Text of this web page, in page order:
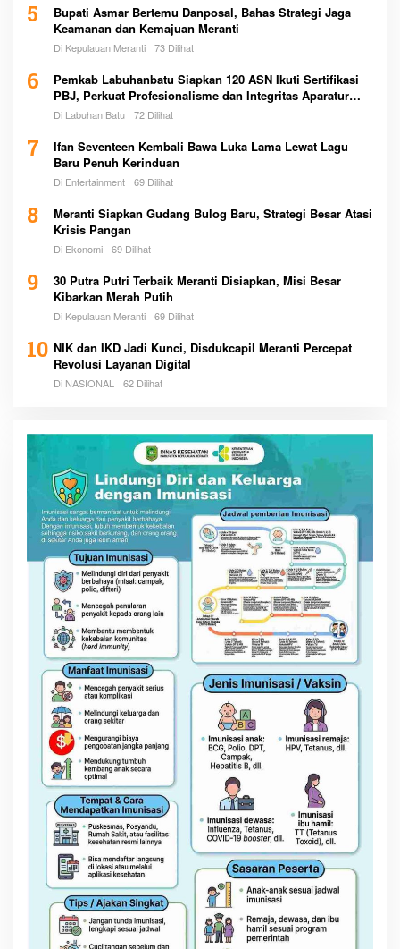
5
Bupati Asmar Bertemu Danposal, Bahas Strategi Jaga
Keamanan dan Kemajuan Meranti
Di Kepulauan Meranti 73 Dilihat
6
Pemkab Labuhanbatu Siapkan 120 ASN Ikuti Sertifikasi
PBJ, Perkuat Profesionalisme dan Integritas Aparatur
Pemerintah
Di Labuhan Batu 72 Dilihat
7
Ifan Seventeen Kembali Bawa Luka Lama Lewat Lagu
Baru Penuh Kerinduan
Di Entertainment 69 Dilihat
8
Meranti Siapkan Gudang Bulog Baru, Strategi Besar Atasi
Krisis Pangan
Di Ekonomi 69 Dilihat
9
30 Putra Putri Terbaik Meranti Disiapkan, Misi Besar
Kibarkan Merah Putih
Di Kepulauan Meranti 69 Dilihat
10 NIK dan IKD Jadi Kunci, Disdukcapil Meranti Percepat
Revolusi Layanan Digital
Di NASIONAL 62 Dilihat